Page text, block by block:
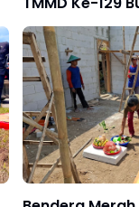
Ponorogo